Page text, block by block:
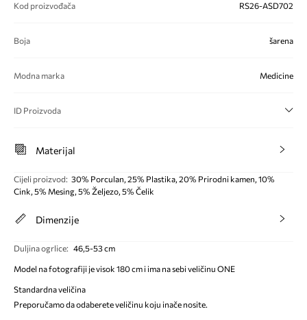
Kod proizvođača RS26-ASD702
Boja šarena
Modna marka Medicine
ID Proizvoda
Materijal
Cijeli proizvod: 30% Porculan, 25% Plastika, 20% Prirodni kamen, 10%
Cink, 5% Mesing, 5% Željezo, 5% Čelik
Dimenzije
Duljina ogrlice: 46,5-53 cm
Model na fotografiji je visok 180 cm i ima na sebi veličinu ONE
Standardna veličina
Preporučamo da odaberete veličinu koju inače nosite.